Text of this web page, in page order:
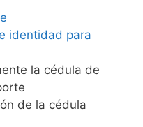
identidad para
la cédula de
de la cédula